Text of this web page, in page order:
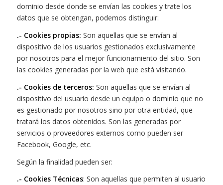
dominio desde donde se envían las cookies y trate los
datos que se obtengan, podemos distinguir:
.- Cookies propias: Son aquellas que se envían al
dispositivo de los usuarios gestionados exclusivamente
por nosotros para el mejor funcionamiento del sitio. Son
las cookies generadas por la web que está visitando.
.- Cookies de terceros: Son aquellas que se envían al
dispositivo del usuario desde un equipo o dominio que no
es gestionado por nosotros sino por otra entidad, que
tratará los datos obtenidos. Son las generadas por
servicios o proveedores externos como pueden ser
Facebook, Google, etc.
Según la finalidad pueden ser:
.- Cookies Técnicas: Son aquellas que permiten al usuario